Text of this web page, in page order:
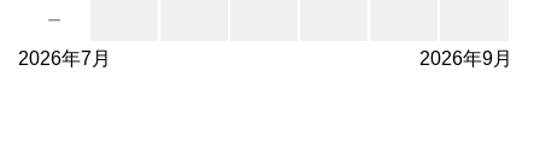
－
2026年7月 2026年9月